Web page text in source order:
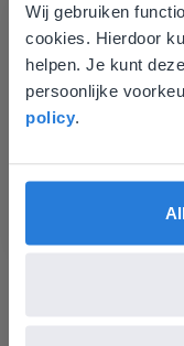
Wij gebruiken
cookies. Hierdoor
helpen. Je kunt
persoonlijke
policy
Kristof de
Gynzy adviseur
Plan een
Deze
overeen
Gezien je
liever naar de
English